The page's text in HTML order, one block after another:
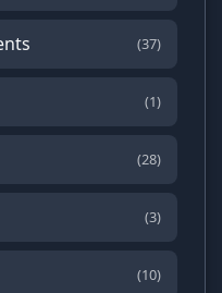
(37)
(1)
(28)
(3)
(10)